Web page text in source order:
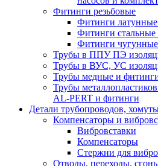
Фитинги резьбовые
Фитинги латунные
Фитинги стальные
Фитинги чугунные
Трубы в ППУ ПЭ
Трубы в ВУС, УС
Трубы медные и
Трубы
AL-PERT и фитинги
Детали трубопроводов,
Компенсаторы и
Вибровставки
Компенсаторы
Стержни для
Отводы, переходы,